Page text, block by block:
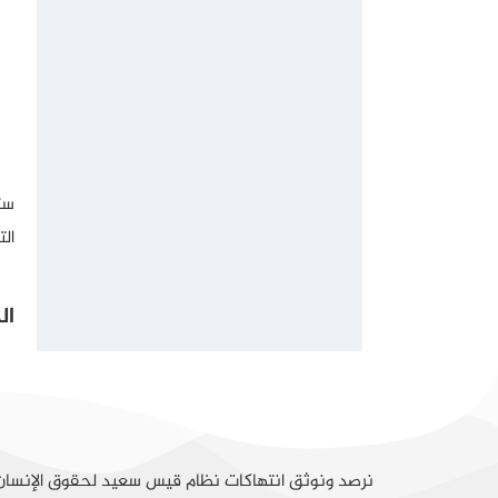
نرصد ونوثق انتهاكات نظام قيس سعيد لحقوق